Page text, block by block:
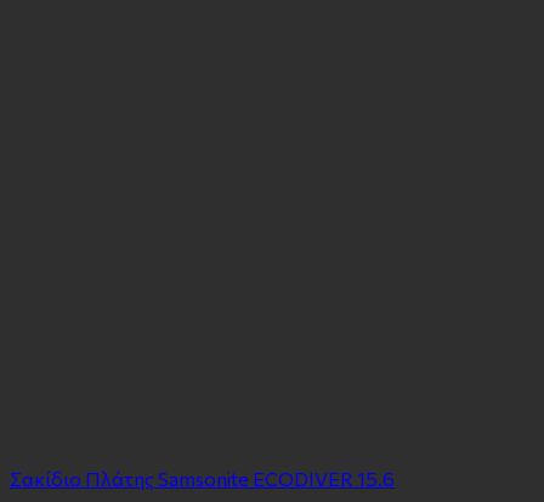
Σακίδιο Πλάτης Samsonite ECODIVER 15.6